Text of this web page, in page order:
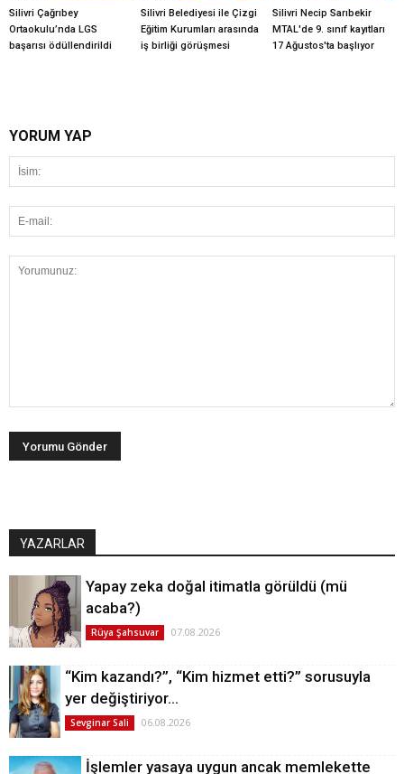
Silivri Çağrıbey
Ortaokulu’nda LGS
başarısı ödüllendirildi
Silivri Belediyesi ile Çizgi
Eğitim Kurumları arasında
iş birliği görüşmesi
Silivri Necip Sarıbekir
MTAL'de 9. sınıf kayıtları
17 Ağustos'ta başlıyor
YORUM YAP
YAZARLAR
Yapay zeka doğal itimatla görüldü (mü
acaba?)
Rüya Şahsuvar 07.08.2026
“Kim kazandı?”, “Kim hizmet etti?” sorusuyla
yer değiştiriyor…
Sevginar Sali 06.08.2026
İşlemler yasaya uygun ancak memlekette